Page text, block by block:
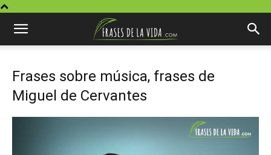
Frases sobre música, frases de
Miguel de Cervantes